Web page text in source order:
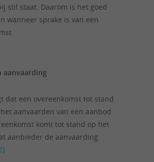
stil staat. Daarom is het goed
wanneer sprake is van een
aanvaarding
dat een overeenkomst tot stand
aanvaarden van een aanbod.
komt tot stand op het
aanbieder de aanvaarding